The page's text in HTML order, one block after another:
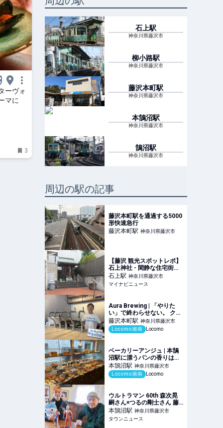
ーヴォ
マに
3
石上駅
神奈川県藤沢市
柳小路駅
神奈川県藤沢市
藤沢本町駅
神奈川県藤沢市
本鵠沼駅
神奈川県藤沢市
鵠沼駅
神奈川県藤沢市
周辺の駅の記事
藤沢本町駅を通過する5000
形快速急行
藤沢本町駅 神奈川県藤沢市
【藤沢 観光スポットレポ】
石上神社 - 閑静な住宅街に
地元ゆかりの鎌…
石上駅 神奈川県藤沢市
マイナビニュース
Aura Brewing | 「やりた
い」で終わらせない。 クラ
フトビールでつくる、新し
い雇用のかたち | 湘南の地
域メディア Locomo
藤沢本町駅 神奈川県藤沢市
Locomo湘南
Locomo
ベーカリーアンジュ | 本鵠
沼駅に漂うパンの香りは天
然酵母パンから！人気パン
や予約方法もご紹介 | 湘南
の地域メディア Locomo
本鵠沼駅 神奈川県藤沢市
Locomo湘南
Locomo
ウルトラマン 60th 森次晃
嗣さん×つるの剛士さん 藤
沢を愛する２人の英雄 世代
を超えて語る想い | 藤沢 | タ
ウンニュース
本鵠沼駅 神奈川県藤沢市
タウンニュース